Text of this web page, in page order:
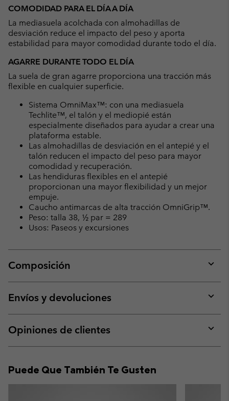
COMODIDAD PARA EL DÍA A DÍA
La mediasuela acolchada con almohadillas de
desviación reduce el impacto del peso y aporta
estabilidad para mayor comodidad durante todo el día.
AGARRE DURANTE TODO EL DÍA
La suela de gran agarre proporciona una tracción más
flexible en cualquier superficie.
Sistema OmniMax™: con una mediasuela
Techlite™, el talón y el mediopié están
especialmente diseñados para ayudar a crear una
plataforma estable.
Las almohadillas de desviación en el antepié y el
talón reducen el impacto del peso para mayor
comodidad y recuperación.
Las hendiduras flexibles en el antepié
proporcionan una mayor flexibilidad y un mejor
empuje.
Caucho antimarcas de alta tracción OmniGrip™.
Peso: talla 38, ½ par = 289
Usos: Paseos y excursiones
Composición
or
Envíos y devoluciones
or
Opiniones de clientes
or
Puede Que También Te Gusten